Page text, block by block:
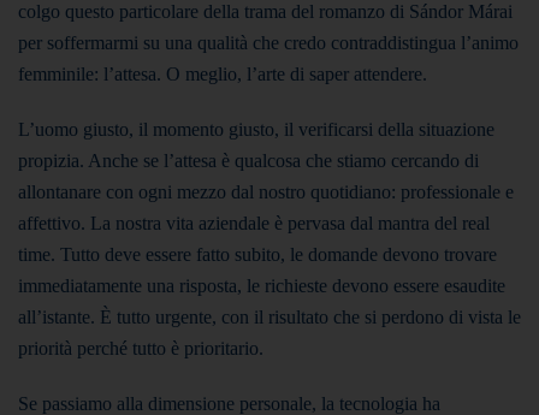
colgo questo particolare della trama del romanzo di Sándor Márai
per soffermarmi su una qualità che credo contraddistingua l’animo
femminile: l’attesa. O meglio, l’arte di saper attendere.
L’uomo giusto, il momento giusto, il verificarsi della situazione
propizia. Anche se l’attesa è qualcosa che stiamo cercando di
allontanare con ogni mezzo dal nostro quotidiano: professionale e
affettivo. La nostra vita aziendale è pervasa dal mantra del real
time. Tutto deve essere fatto subito, le domande devono trovare
immediatamente una risposta, le richieste devono essere esaudite
all’istante. È tutto urgente, con il risultato che si perdono di vista le
priorità perché tutto è prioritario.
Se passiamo alla dimensione personale, la tecnologia ha